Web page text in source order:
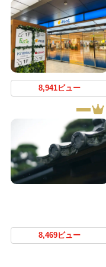
8,941ビュー
8,469ビュー